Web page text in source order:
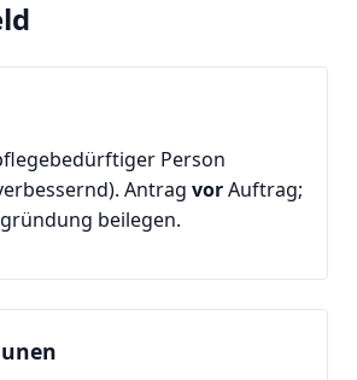
Person
Antrag vorAuftrag;
beilegen.